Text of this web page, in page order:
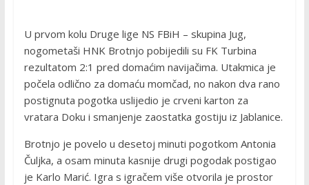
U prvom kolu Druge lige NS FBiH – skupina Jug,
nogometaši HNK Brotnjo pobijedili su FK Turbina
rezultatom 2:1 pred domaćim navijačima. Utakmica je
počela odlično za domaću momčad, no nakon dva rano
postignuta pogotka uslijedio je crveni karton za
vratara Doku i smanjenje zaostatka gostiju iz Jablanice.
Brotnjo je povelo u desetoj minuti pogotkom Antonia
Čuljka, a osam minuta kasnije drugi pogodak postigao
je Karlo Marić. Igra s igračem više otvorila je prostor